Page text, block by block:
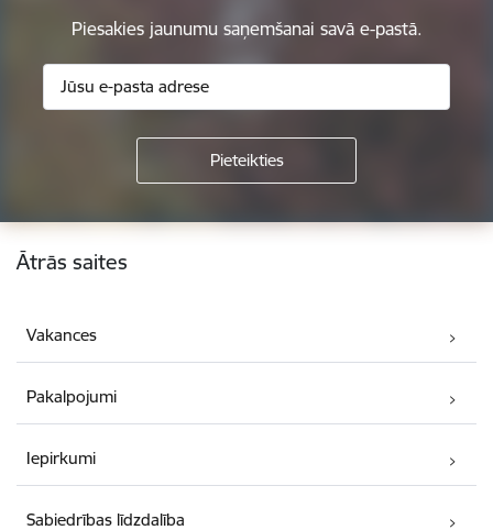
Piesakies jaunumu saņemšanai savā e-pastā.
Kājene
Ātrās saites
Vakances
Pakalpojumi
Iepirkumi
Sabiedrības līdzdalība